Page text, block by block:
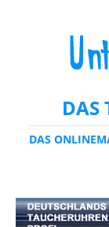
DAS
DAS